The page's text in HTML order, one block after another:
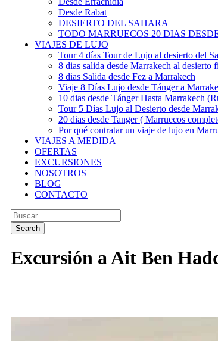
Desde Rabat
DESIERTO DEL SAHARA
TODO MARRUECOS 20 DIAS
VIAJES DE LUJO
Tour 4 días Tour de Lujo al desierto del
8 dias salida desde Marrakech al desierto
8 dias Salida desde Fez a Marrakech
Viaje 8 Días Lujo desde Tánger a
10 dias desde Tánger Hasta Marrakech
Tour 5 Días Lujo al Desierto desde
20 dias desde Tanger ( Marruecos
Por qué contratar un viaje de lujo en
VIAJES A MEDIDA
OFERTAS
EXCURSIONES
NOSOTROS
BLOG
CONTACTO
Excursión a Ait Ben